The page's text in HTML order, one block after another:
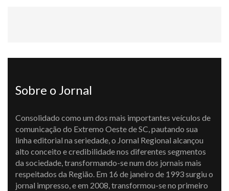
Sobre o Jornal
Consolidado como um dos mais importantes veículos de
comunicação do Extremo Oeste de SC, pautando sua
linha editorial na seriedade, o Jornal Regional alcançou
alto conceito e credibilidade nos diferentes segmentos
da sociedade, transformando-se num dos jornais mais
respeitados da Região. Em 16 de janeiro de 1993 surgiu o
jornal impresso, e em 2008, transformou-se no primeiro